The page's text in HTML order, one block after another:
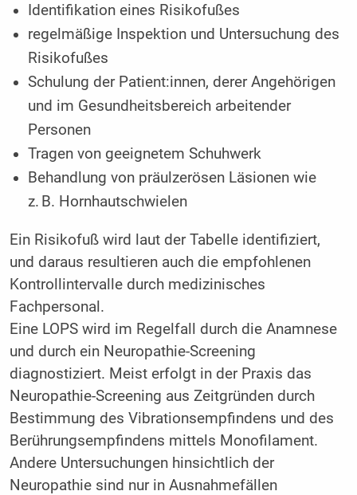
Identifikation eines Risikofußes
regelmäßige Inspektion und Untersuchung des
Risikofußes
Schulung der Patient:innen, derer Angehörigen
und im Gesundheitsbereich arbeitender
Personen
Tragen von geeignetem Schuhwerk
Behandlung von präulzerösen Läsionen wie
z. B. Hornhautschwielen
Ein Risikofuß wird laut der Tabelle identifiziert,
und daraus resultieren auch die empfohlenen
Kontrollintervalle durch medizinisches
Fachpersonal.
Eine LOPS wird im Regelfall durch die Anamnese
und durch ein Neuropathie-Screening
diagnostiziert. Meist erfolgt in der Praxis das
Neuropathie-Screening aus Zeitgründen durch
Bestimmung des Vibrationsempfindens und des
Berührungsempfindens mittels Monofilament.
Andere Untersuchungen hinsichtlich der
Neuropathie sind nur in Ausnahmefällen